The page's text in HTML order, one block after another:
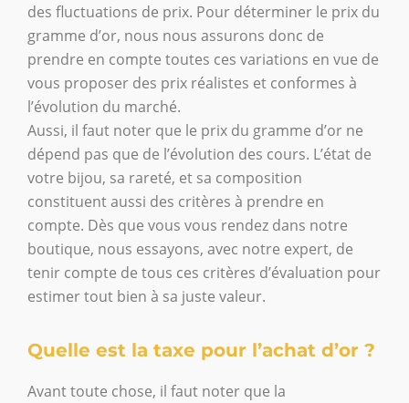
des fluctuations de prix. Pour déterminer le prix du
gramme d’or, nous nous assurons donc de
prendre en compte toutes ces variations en vue de
vous proposer des prix réalistes et conformes à
l’évolution du marché.
Aussi, il faut noter que le prix du gramme d’or ne
dépend pas que de l’évolution des cours. L’état de
votre bijou, sa rareté, et sa composition
constituent aussi des critères à prendre en
compte. Dès que vous vous rendez dans notre
boutique, nous essayons, avec notre expert, de
tenir compte de tous ces critères d’évaluation pour
estimer tout bien à sa juste valeur.
Quelle est la taxe pour l’achat d’or ?
Avant toute chose, il faut noter que la